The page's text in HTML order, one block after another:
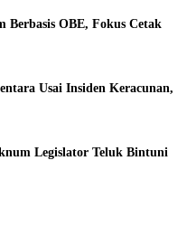
OBE, Fokus Cetak
Usai Insiden Keracunan,
Legislator Teluk Bintuni